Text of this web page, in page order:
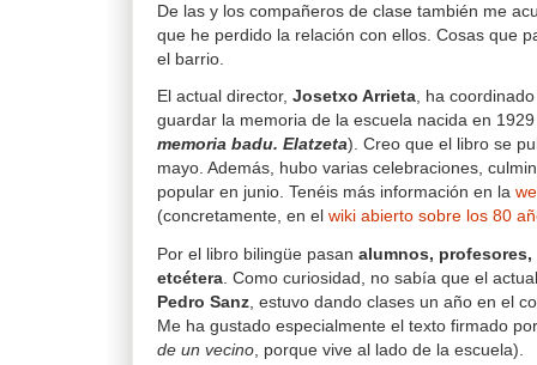
De las y los compañeros de clase también me
que he perdido la relación con ellos. Cosas que
el barrio.
El actual director, Josetxo Arrieta, ha
guardar la memoria de la escuela nacida en
memoria badu. Elatzeta). Creo que el libro se
mayo. Además, hubo varias celebraciones,
popular en junio. Tenéis más información en la
(concretamente, en el wiki abierto sobre los 80
Por el libro bilingüe pasan alumnos, profesores,
etcétera. Como curiosidad, no sabía que el
Pedro Sanz, estuvo dando clases un año en el
Me ha gustado especialmente el texto firmado
de un vecino, porque vive al lado de la escuela).